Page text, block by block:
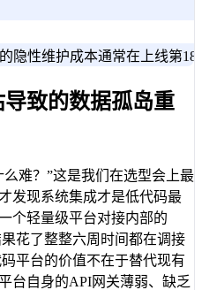
隐性维护成本通常在上线第
致的数据孤岛重
难？”这是我们在选型会上最
发现系统集成才是低代码最
个轻量级平台对接内部的
花了整整六周时间都在调接
平台的价值不在于替代现有
台自身的API网关薄弱、缺乏